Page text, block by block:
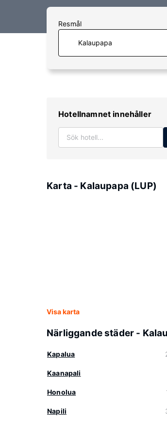
Resmål
Hotellnamnet innehåller
Karta - Kalaupapa (LUP)
Visa karta
Närliggande städer -
Kapalua
Kaanapali
Honolua
Napili